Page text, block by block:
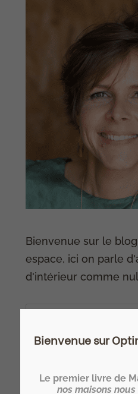
Bienvenue sur le
espace, ici on parle
d'intérieur comme
d’intérieur spécialiste
de l’espace de
Bienvenue sur
Le premier livre de
nos maisons